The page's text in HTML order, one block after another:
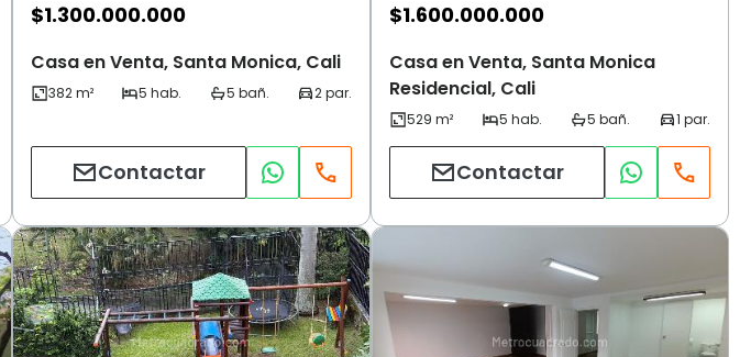
$1.300.000.000
Casa en Venta, Santa Monica, Cali
Contactar
$1.600.000.000
Casa en Venta, Santa Monica
Residencial, Cali
Contactar